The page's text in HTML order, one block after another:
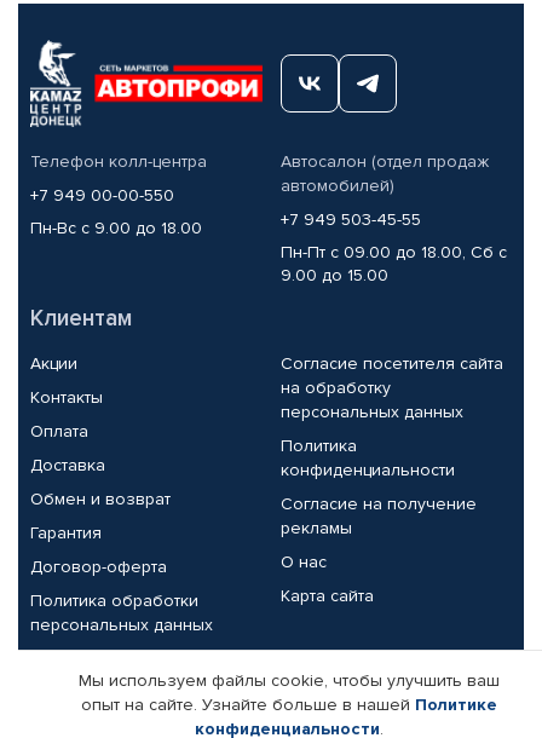
Телефон колл-центра
+7 949 00-00-550
Пн-Вс с 9.00 до 18.00
Автосалон (отдел продаж
автомобилей)
+7 949 503-45-55
Пн-Пт с 09.00 до 18.00, Сб с
9.00 до 15.00
Клиентам
Акции
Контакты
Оплата
Доставка
Обмен и возврат
Гарантия
Договор-оферта
Политика обработки
персональных данных
Согласие посетителя сайта
на обработку
персональных данных
Политика
конфиденциальности
Согласие на получение
рекламы
О нас
Карта сайта
Партнерам
Корпоративным клиентам Реквизиты компании
Мы используем файлы cookie, чтобы улучшить ваш
опыт на сайте. Узнайте больше в нашей Политике
конфиденциальности.